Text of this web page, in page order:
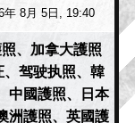
年 8月 5日, 19:40
、加拿大護照
、驾驶执照、韓
中國護照、日本
洲護照、英國護